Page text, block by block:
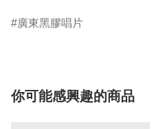
廣東黑膠唱片
你可能感興趣的商品